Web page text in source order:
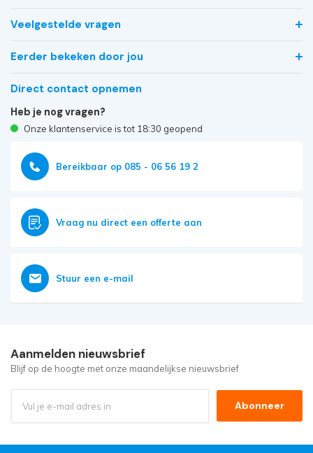
Veelgestelde vragen
Eerder bekeken door jou
Direct contact opnemen
Heb je nog vragen?
Onze klantenservice is tot 18:30 geopend
Bereikbaar op 085 - 06 56 19 2
Vraag nu direct een offerte aan
Stuur een e-mail
Aanmelden nieuwsbrief
Blijf op de hoogte met onze maandelijkse nieuwsbrief
Abonneer